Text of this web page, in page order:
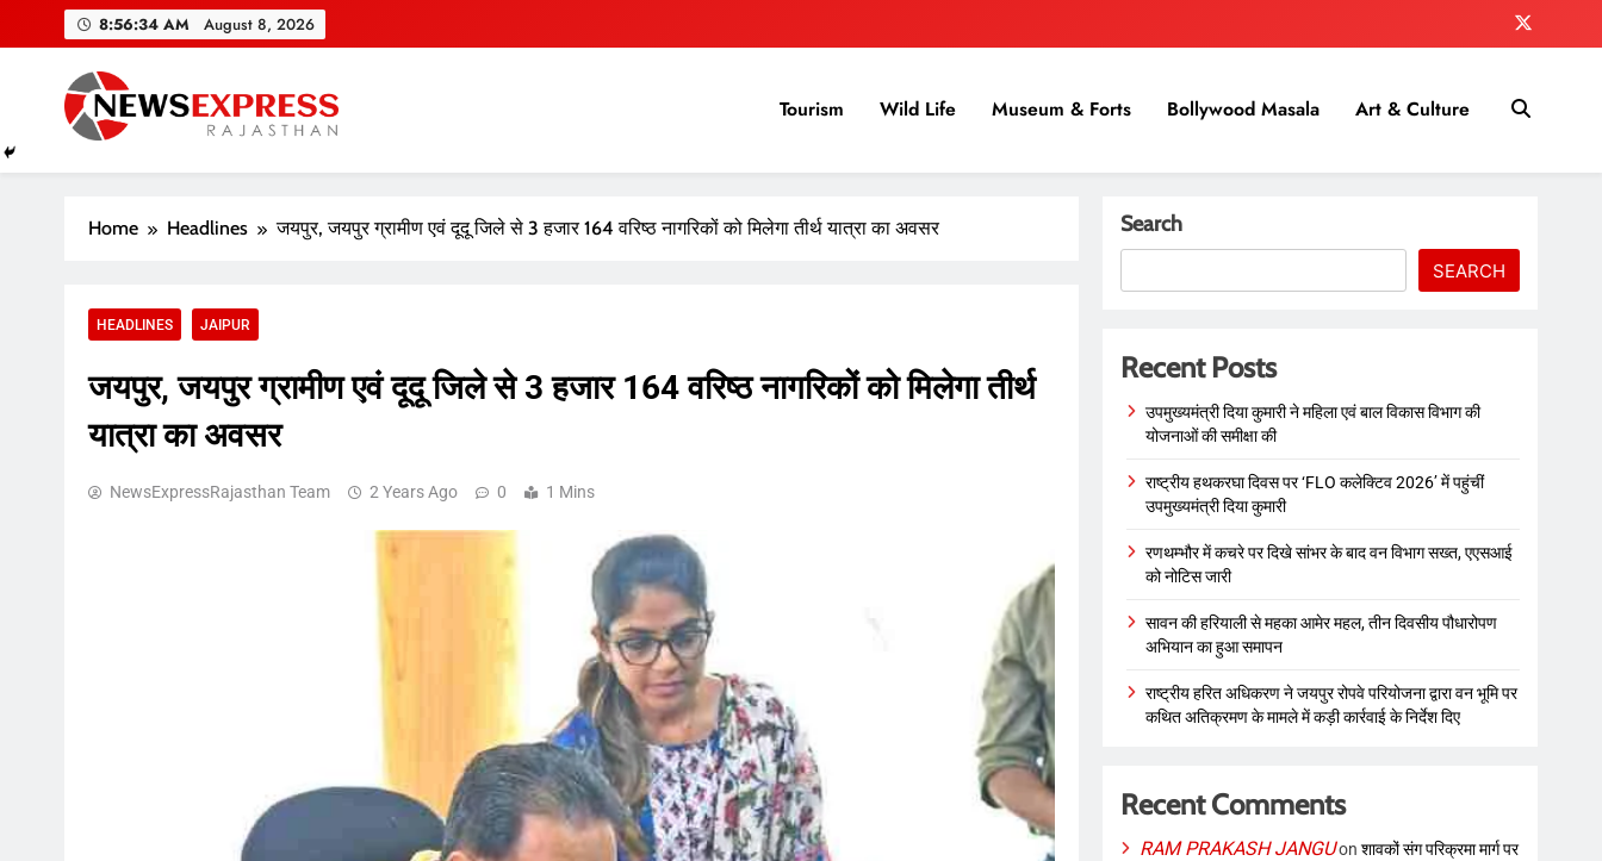
8:56:35 AM August 8, 2026
Tourism Wild Life Museum & Forts Bollywood Masala Art & Culture
Home Headlines जयपुर, जयपुर ग्रामीण एवं दूदू जिले से 3 हजार 164 वरिष्ठ नागरिकों को मिलेगा तीर्थ यात्रा का अवसर
HEADLINES JAIPUR
जयपुर, जयपुर ग्रामीण एवं दूदू जिले से 3 हजार 164 वरिष्ठ नागरिकों को मिलेगा तीर्थ
यात्रा का अवसर
NewsExpressRajasthan Team 2 Years Ago 0 1 Mins
Search
SEARCH
Recent Posts
उपमुख्यमंत्री दिया कुमारी ने महिला एवं बाल विकास विभाग की
योजनाओं की समीक्षा की
राष्ट्रीय हथकरघा दिवस पर ‘FLO कलेक्टिव 2026’ में पहुंचीं
उपमुख्यमंत्री दिया कुमारी
रणथम्भौर में कचरे पर दिखे सांभर के बाद वन विभाग सख्त, एएसआई
को नोटिस जारी
सावन की हरियाली से महका आमेर महल, तीन दिवसीय पौधारोपण
अभियान का हुआ समापन
राष्ट्रीय हरित अधिकरण ने जयपुर रोपवे परियोजना द्वारा वन भूमि पर
कथित अतिक्रमण के मामले में कड़ी कार्रवाई के निर्देश दिए
Recent Comments
RAM PRAKASH JANGUonशावकों संग परिक्रमा मार्ग पर